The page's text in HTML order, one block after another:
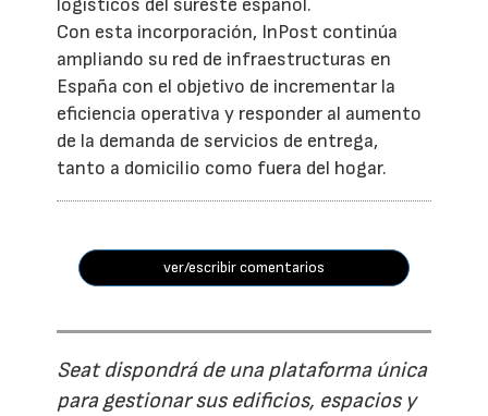
Con esta incorporación, InPost continúa
ampliando su red de infraestructuras en
España con el objetivo de incrementar la
eficiencia operativa y responder al aumento
de la demanda de servicios de entrega,
tanto a domicilio como fuera del hogar.
ver/escribir comentarios
Seat dispondrá de una plataforma única
para gestionar sus edificios, espacios y